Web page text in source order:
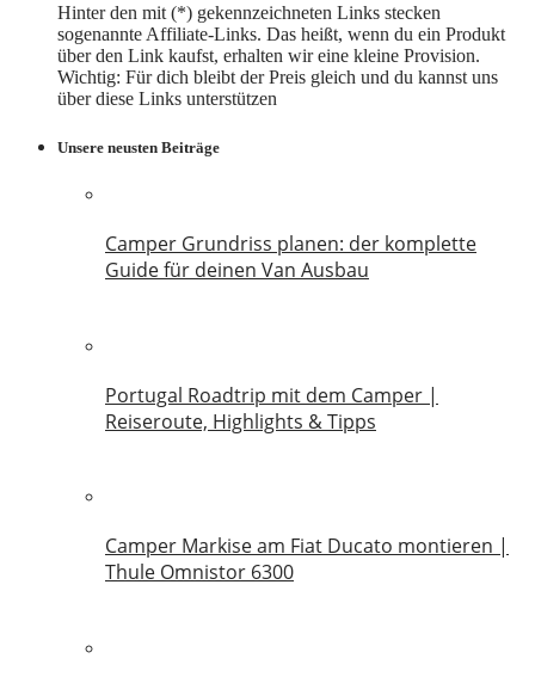
Hinter den mit (*) gekennzeichneten Links stecken
sogenannte Affiliate-Links. Das heißt, wenn du ein Produkt
über den Link kaufst, erhalten wir eine kleine Provision.
Wichtig: Für dich bleibt der Preis gleich und du kannst uns
über diese Links unterstützen
Unsere neusten Beiträge
Camper Grundriss planen: der komplette
Guide für deinen Van Ausbau
Portugal Roadtrip mit dem Camper |
Reiseroute, Highlights & Tipps
Camper Markise am Fiat Ducato montieren |
Thule Omnistor 6300